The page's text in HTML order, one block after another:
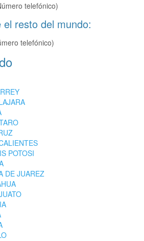
telefónico)
resto del mundo:
telefónico)
POTOSI
DE JUAREZ